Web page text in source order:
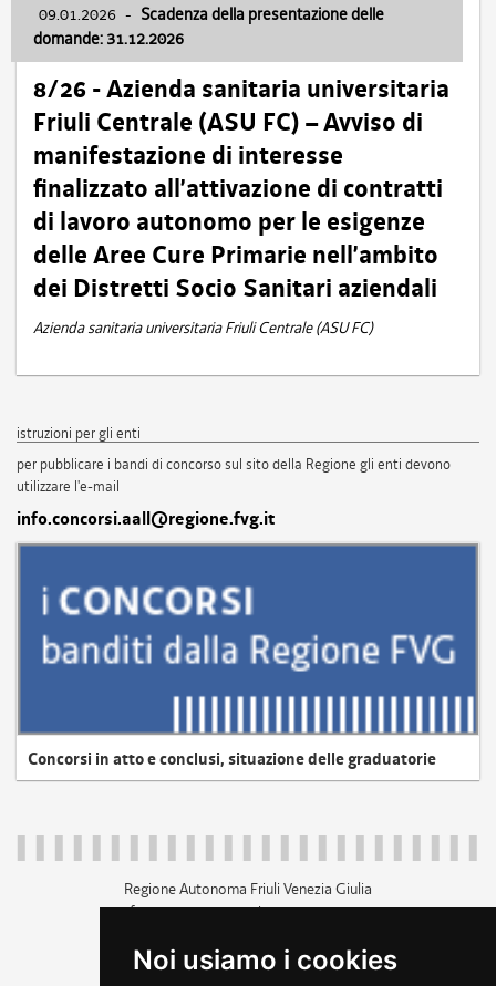
Noi usiamo i cookies
09.01.2026 - Scadenza della presentazione delle
domande: 31.12.2026
8/26 - Azienda sanitaria universitaria
Friuli Centrale (ASU FC) – Avviso di
manifestazione di interesse
finalizzato all’attivazione di contratti
di lavoro autonomo per le esigenze
delle Aree Cure Primarie nell’ambito
dei Distretti Socio Sanitari aziendali
Azienda sanitaria universitaria Friuli Centrale (ASU FC)
istruzioni per gli enti
per pubblicare i bandi di concorso sul sito della Regione gli enti devono
utilizzare l'e-mail
info.concorsi.aall@regione.fvg.it
Concorsi in atto e conclusi, situazione delle graduatorie
Regione Autonoma Friuli Venezia Giulia
c.f. 80014930327; p.iva 00526040324
+39 040 3771111